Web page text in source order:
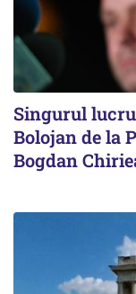
Singurul
Bolojan de la
Bogdan